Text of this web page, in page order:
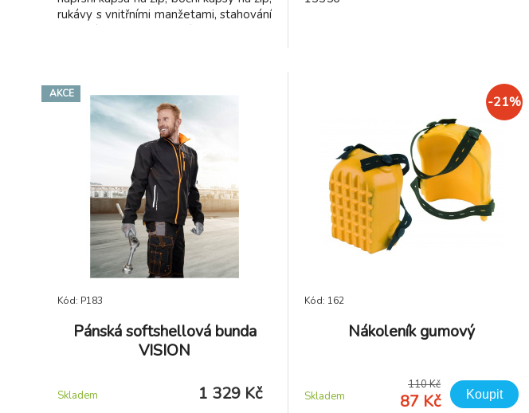
rukávy s vnitřními manžetami, stahování
v dolním okraji, reflexní doplňky, TPU
AKCE
Kód: P183
Pánská softshellová bunda
VISION
Skladem 1 329 Kč
-21%
Kód: 162
Nákoleník gumový
Skladem
110 Kč
87 Kč Koupit